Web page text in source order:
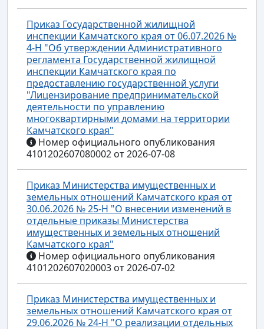
Приказ Государственной жилищной
инспекции Камчатского края от 06.07.2026 №
4-Н "Об утверждении Административного
регламента Государственной жилищной
инспекции Камчатского края по
предоставлению государственной услуги
"Лицензирование предпринимательской
деятельности по управлению
многоквартирными домами на территории
Камчатского края"
Номер официального опубликования
4101202607080002 от 2026-07-08
Приказ Министерства имущественных и
земельных отношений Камчатского края от
30.06.2026 № 25-Н "О внесении изменений в
отдельные приказы Министерства
имущественных и земельных отношений
Камчатского края"
Номер официального опубликования
4101202607020003 от 2026-07-02
Приказ Министерства имущественных и
земельных отношений Камчатского края от
29.06.2026 № 24-Н "О реализации отдельных